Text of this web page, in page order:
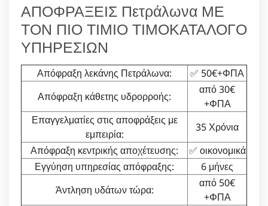
ΑΠΟΦΡΑΞΕΙΣ Πετράλωνα ΜΕ
ΤΟΝ ΠΙΟ ΤΙΜΙΟ ΤΙΜΟΚΑΤΑΛΟΓΟ
ΥΠΗΡΕΣΙΩΝ
Απόφραξη λεκάνης Πετράλωνα:
✅ 50€+ΦΠΑ
Απόφραξη κάθετης υδρορροής:
από 30€
+ΦΠΑ
Επαγγελματίες στις αποφράξεις με
εμπειρία:
35 Χρόνια
Απόφραξη κεντρικής αποχέτευσης:
✅ οικονομικά
Εγγύηση υπηρεσίας απόφραξης:
6 μήνες
Άντληση υδάτων τώρα:
από 50€
+ΦΠΑ